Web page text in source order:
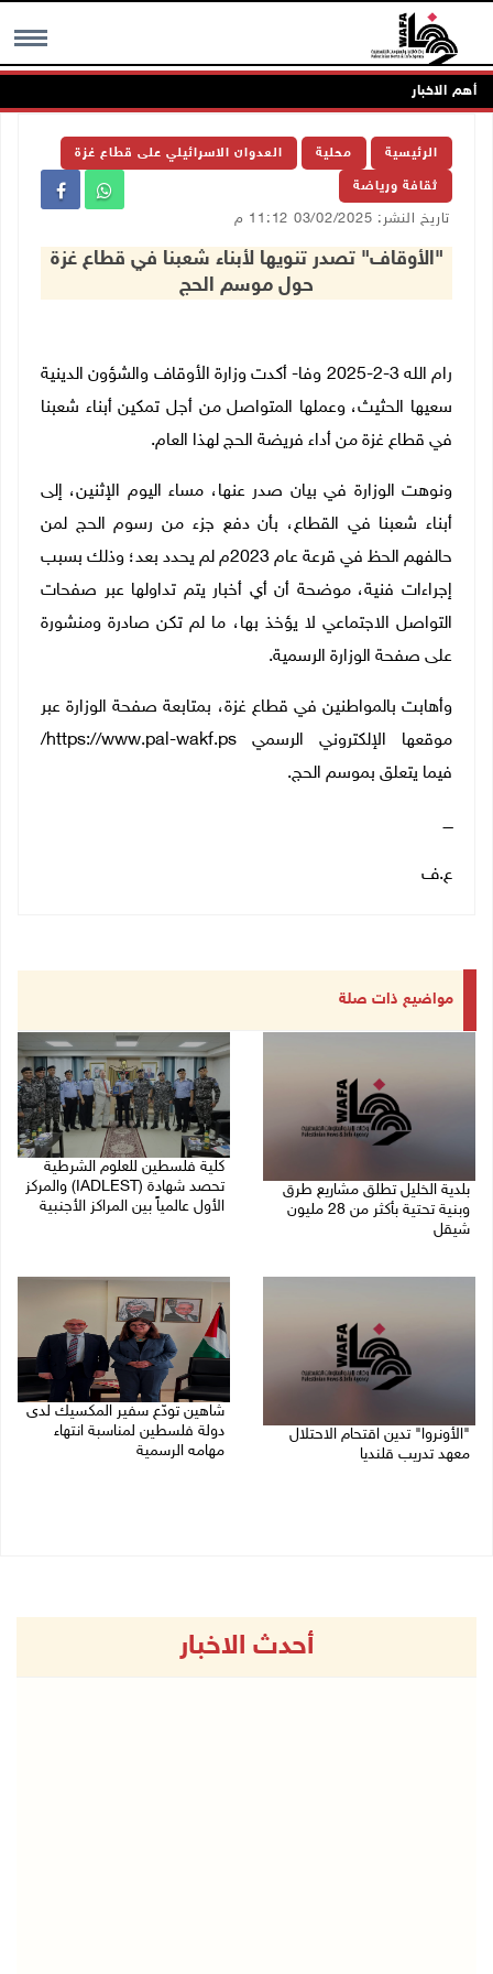
MENU أهم الاخبار
الرئيسية محلية العدوان الاسرائيلي على قطاع غزة
ثقافة ورياضة
تاريخ النشر: 03/02/2025 11:12 م
"الأوقاف" تصدر تنويها لأبناء شعبنا في قطاع غزة
حول موسم الحج
رام الله 3-2-2025 وفا- أكدت وزارة الأوقاف والشؤون الدينية
سعيها الحثيث، وعملها المتواصل من أجل تمكين أبناء شعبنا
في قطاع غزة من أداء فريضة الحج لهذا العام.
ونوهت الوزارة في بيان صدر عنها، مساء اليوم الإثنين، إلى
أبناء شعبنا في القطاع، بأن دفع جزء من رسوم الحج لمن
حالفهم الحظ في قرعة عام 2023م لم يحدد بعد؛ وذلك بسبب
إجراءات فنية، موضحة أن أي أخبار يتم تداولها عبر صفحات
التواصل الاجتماعي لا يؤخذ بها، ما لم تكن صادرة ومنشورة
على صفحة الوزارة الرسمية.
وأهابت بالمواطنين في قطاع غزة، بمتابعة صفحة الوزارة عبر
موقعها الإلكتروني الرسمي https://www.pal-wakf.ps/
فيما يتعلق بموسم الحج.
ــــ
ع.ف
مواضيع ذات صلة
بلدية الخليل تطلق مشاريع طرق
وبنية تحتية بأكثر من 28 مليون
شيقل
كلية فلسطين للعلوم الشرطية
تحصد شهادة (IADLEST) والمركز
الأول عالمياً بين المراكز الأجنبية
"الأونروا" تدين اقتحام الاحتلال
معهد تدريب قلنديا
شاهين تودّع سفير المكسيك لدى
دولة فلسطين لمناسبة انتهاء
مهامه الرسمية
أحدث الاخبار